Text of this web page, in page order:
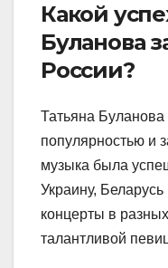
Какой
Буланова
России?
Татьяна Буланова
популярностью и
музыка была
Украину,
концерты в
талантливой